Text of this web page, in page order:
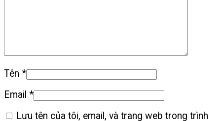
Tên *
Email *
Lưu tên của tôi, email, và trang web trong trình